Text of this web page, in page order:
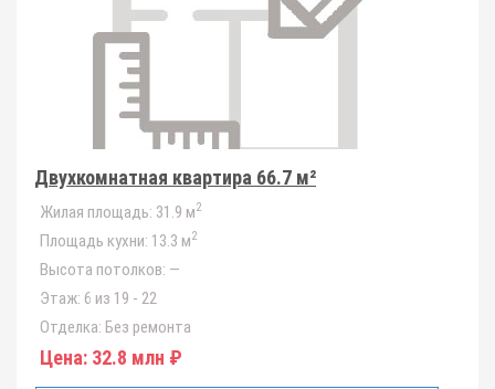
Двухкомнатная квартира 66.7 м²
Жилая площадь: 31.9 м2
Площадь кухни: 13.3 м2
Высота потолков: —
Этаж: 6 из 19 - 22
Отделка: Без ремонта
Цена: 32.8 млн ₽